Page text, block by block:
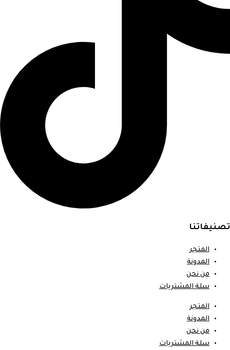
تصنيفاتنا
المتجر
المدونة
من نحن
سلة المشتريات
المتجر
المدونة
من نحن
سلة المشتريات